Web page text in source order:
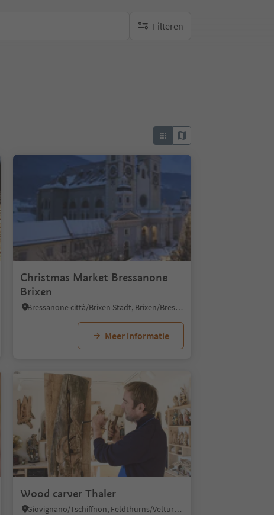
Filteren
geen actieve filters
Christmas Market Bressanone
Brixen
Bressanone città/Brixen Stadt, Brixen/Bressanone, Brixen/Bressanone and environs
Meer informatie
Wood carver Thaler
Giovignano/Tschiffnon, Feldthurns/Velturno, Brixen/Bressanone and environs